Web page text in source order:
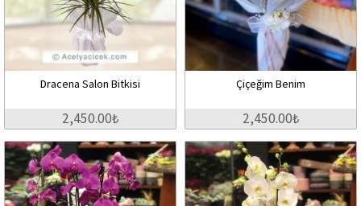
Dracena Salon Bitkisi
2,450.00₺
Çiçeğim Benim
2,450.00₺